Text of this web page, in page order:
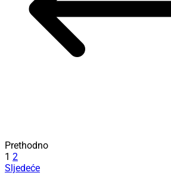
Prethodno
1 2
Sljedeće